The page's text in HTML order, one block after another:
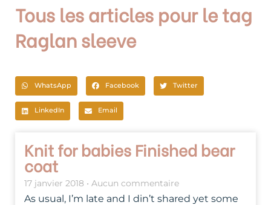
Tous les articles pour le tag
Raglan sleeve
WhatsApp Facebook Twitter
LinkedIn Email
Knit for babies Finished bear
coat
17 janvier 2018 Aucun commentaire
As usual, I’m late and I din’t shared yet some